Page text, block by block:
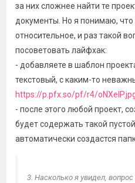
за них сложнее найти те
документы. Но я понимаю, что
относительное, и раз такой
посоветовать лайфхак:
- добавляете в шаблон
текстовый, с каким-то
https://p.pfx.so/pf/r4/
- после этого любой проект,
будет содержать такой
автоматически создастся
3. Насколько я увидел,